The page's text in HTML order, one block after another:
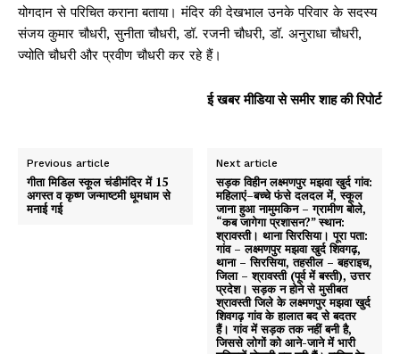
योगदान से परिचित कराना बताया। मंदिर की देखभाल उनके परिवार के सदस्य
संजय कुमार चौधरी, सुनीता चौधरी, डॉ. रजनी चौधरी, डॉ. अनुराधा चौधरी,
ज्योति चौधरी और प्रवीण चौधरी कर रहे हैं।
ई खबर मीडिया से समीर शाह की रिपोर्ट
Previous article
गीता मिडिल स्कूल चंडीमंदिर में 15
अगस्त व कृष्ण जन्माष्टमी धूमधाम से
मनाई गई
Next article
सड़क विहीन लक्ष्मणपुर मझवा खुर्द गांव:
महिलाएं–बच्चे फंसे दलदल में, स्कूल
जाना हुआ नामुमकिन – ग्रामीण बोले,
“कब जागेगा प्रशासन?” स्थान:
श्रावस्ती। थाना सिरसिया। पूरा पता:
गांव – लक्ष्मणपुर मझवा खुर्द शिवगढ़,
थाना – सिरसिया, तहसील – बहराइच,
जिला – श्रावस्ती (पूर्व में बस्ती), उत्तर
प्रदेश। सड़क न होने से मुसीबत
श्रावस्ती जिले के लक्ष्मणपुर मझवा खुर्द
शिवगढ़ गांव के हालात बद से बदतर
हैं। गांव में सड़क तक नहीं बनी है,
जिससे लोगों को आने-जाने में भारी